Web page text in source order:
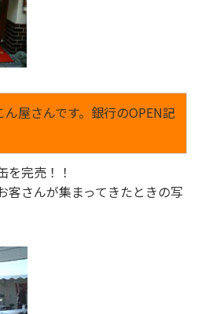
屋さんです。銀行のOPEN記
を完売！！
客さんが集まってきたときの写